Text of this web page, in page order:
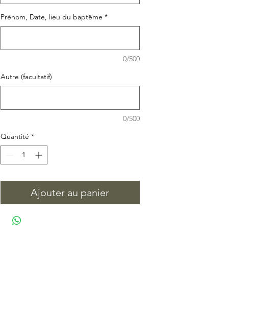
Prénom, Date, lieu du baptême *
0/500
Autre (facultatif)
0/500
Quantité *
Ajouter au panier